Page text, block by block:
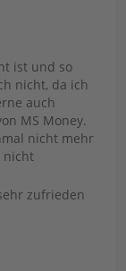
ist und so
nicht, da ich
auch
MS Money.
nicht mehr
nicht
zufrieden